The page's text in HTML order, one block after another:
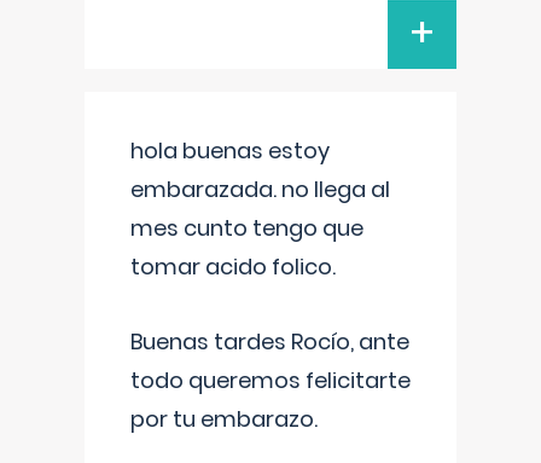
+
hola buenas estoy
embarazada. no llega al
mes cunto tengo que
tomar acido folico.
Buenas tardes Rocío, ante
todo queremos felicitarte
por tu embarazo.